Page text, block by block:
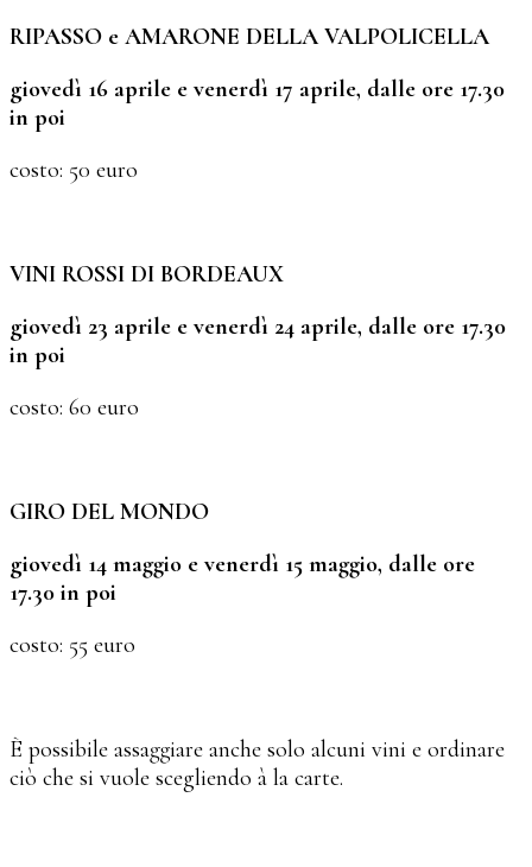
RIPASSO e AMARONE DELLA VALPOLICELLA
giovedì 16 aprile e venerdì 17 aprile, dalle ore 17.30
in poi
costo: 50 euro
VINI ROSSI DI BORDEAUX
giovedì 23 aprile e venerdì 24 aprile, dalle ore 17.30
in poi
costo: 60 euro
GIRO DEL MONDO
giovedì 14 maggio e venerdì 15 maggio, dalle ore
17.30 in poi
costo: 55 euro
È possibile assaggiare anche solo alcuni vini e ordinare
ciò che si vuole scegliendo à la carte.